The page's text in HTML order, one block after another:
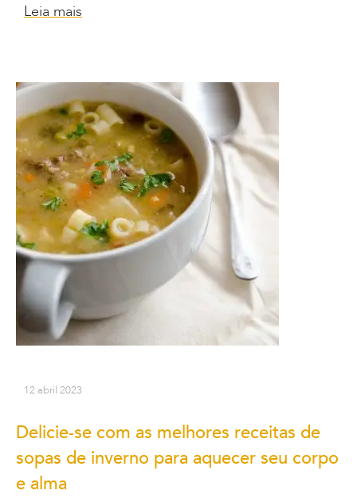
Leia mais
12 abril 2023
Delicie-se com as melhores receitas de
sopas de inverno para aquecer seu corpo
e alma